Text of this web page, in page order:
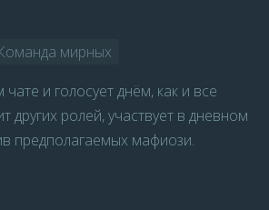
мирных
и голосует днём, как и все
других ролей, участвует в дневном
предполагаемых мафиози.